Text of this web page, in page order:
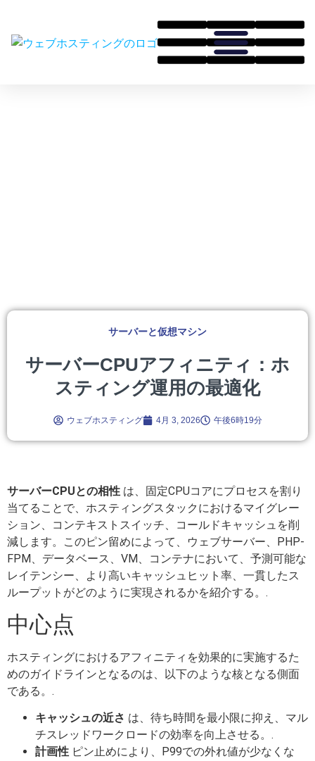
サーバーと仮想マシン
サーバーCPUアフィニティ：ホ
スティング運用の最適化
ウェブホスティング 4月 3, 2026 午後6時19分
サーバーCPUとの相性 は、固定CPUコアにプロセスを割り
当てることで、ホスティングスタックにおけるマイグレー
ション、コンテキストスイッチ、コールドキャッシュを削
減します。このピン留めによって、ウェブサーバー、PHP-
FPM、データベース、VM、コンテナにおいて、予測可能な
レイテンシー、より高いキャッシュヒット率、一貫したス
ループットがどのように実現されるかを紹介する。.
中心点
ホスティングにおけるアフィニティを効果的に実施するた
めのガイドラインとなるのは、以下のような核となる側面
である。.
キャッシュの近さ は、待ち時間を最小限に抑え、マル
チスレッドワークロードの効率を向上させる。.
計画性 ピン止めにより、P99での外れ値が少なくな